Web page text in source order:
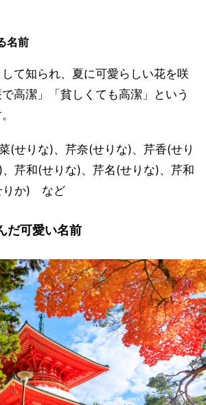
名前
て知られ、夏に可愛らしい花を咲
高潔」「貧しくても高潔」という
(せりな)、芹奈(せりな)、芹香(せり
芹和(せりな)、芹名(せりな)、芹和
りか) など
だ可愛い名前